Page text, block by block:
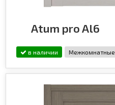
Atum pro Al6
в наличии Межкомнатные